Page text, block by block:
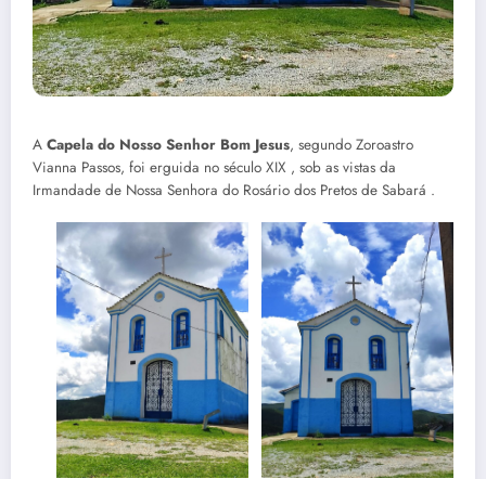
A Capela do Nosso Senhor Bom Jesus, segundo Zoroastro
Vianna Passos, foi erguida no século XIX , sob as vistas da
Irmandade de Nossa Senhora do Rosário dos Pretos de Sabará .